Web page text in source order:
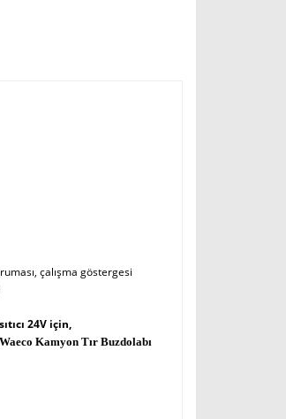
çalışma göstergesi
24V için,
Kamyon Tır Buzdolabı